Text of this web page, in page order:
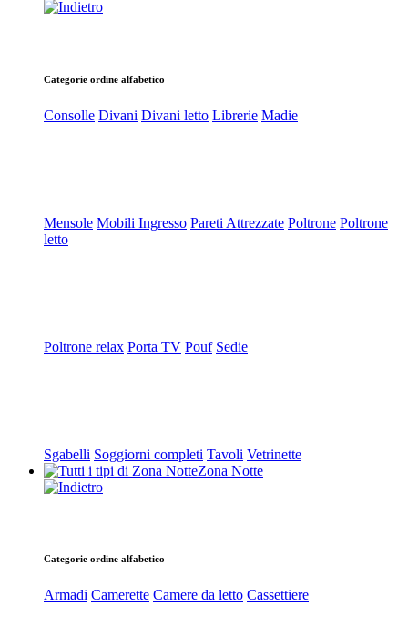
Categorie ordine alfabetico
Consolle Divani Divani letto Librerie Madie
Mensole Mobili Ingresso Pareti Attrezzate Poltrone Poltrone
letto
Poltrone relax Porta TV Pouf Sedie
Sgabelli Soggiorni completi Tavoli Vetrinette
Zona Notte
Categorie ordine alfabetico
Armadi Camerette Camere da letto Cassettiere